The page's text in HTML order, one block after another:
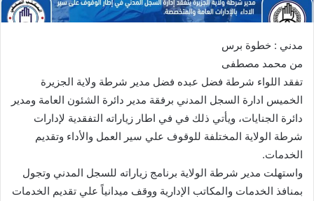
ت
ي
مدني : خطوة برس
من محمد مصطفى
تفقد اللواء شرطة فضل عبده فضل مدير شرطة ولاية الجزيرة
الخميس ادارة السجل المدني برفقة مدير دائرة الشئون العامة ومدير
دائرة الجنايات، ويأتي ذلك في في اطار زياراته التفقدية لإدارات
شرطة الولاية المختلفة للوقوف علي سير العمل والأداء وتقديم
الخدمات.
واستهلت مدير شرطة الولاية برنامج زياراته للسجل المدني وتجول
بمنافذ الخدمات والمكاتب الإدارية ووقف ميدانياً علي تقديم الخدمات